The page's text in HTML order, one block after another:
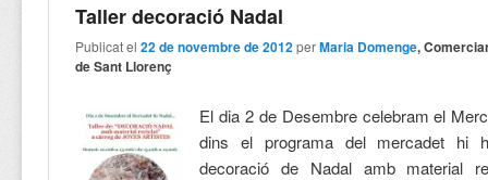
Taller decoració Nadal
Publicat el22 de novembre de 2012 perMaria Domenge,
de Sant Llorenç
El dia 2 de Desembre celebram el
dins el programa del mercadet hi
decoració de Nadal amb material